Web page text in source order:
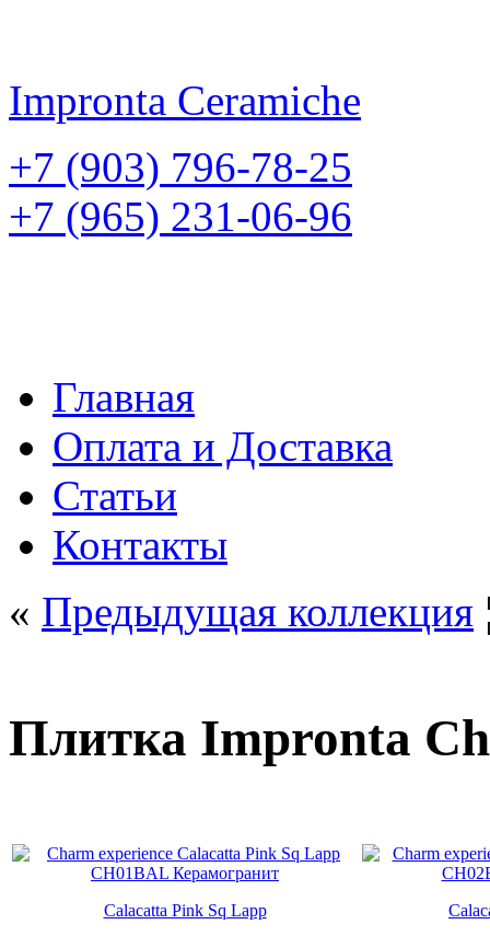
Impronta Ceramiche
+7 (903) 796-78-25
+7 (965) 231-06-96
Главная
Оплата и Доставка
Статьи
Контакты
« Предыдущая коллекция
Плитка Impronta
Calacatta Pink Sq Lapp